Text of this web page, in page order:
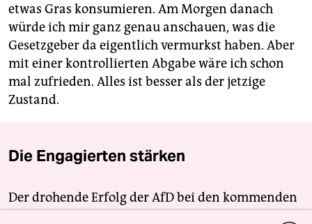
etwas Gras konsumieren. Am Morgen danach
würde ich mir ganz genau anschauen, was die
Gesetzgeber da eigentlich vermurkst haben. Aber
mit einer kontrollierten Abgabe wäre ich schon
mal zufrieden. Alles ist besser als der jetzige
Zustand.
Die Engagierten stärken
Der drohende Erfolg der AfD bei den kommenden